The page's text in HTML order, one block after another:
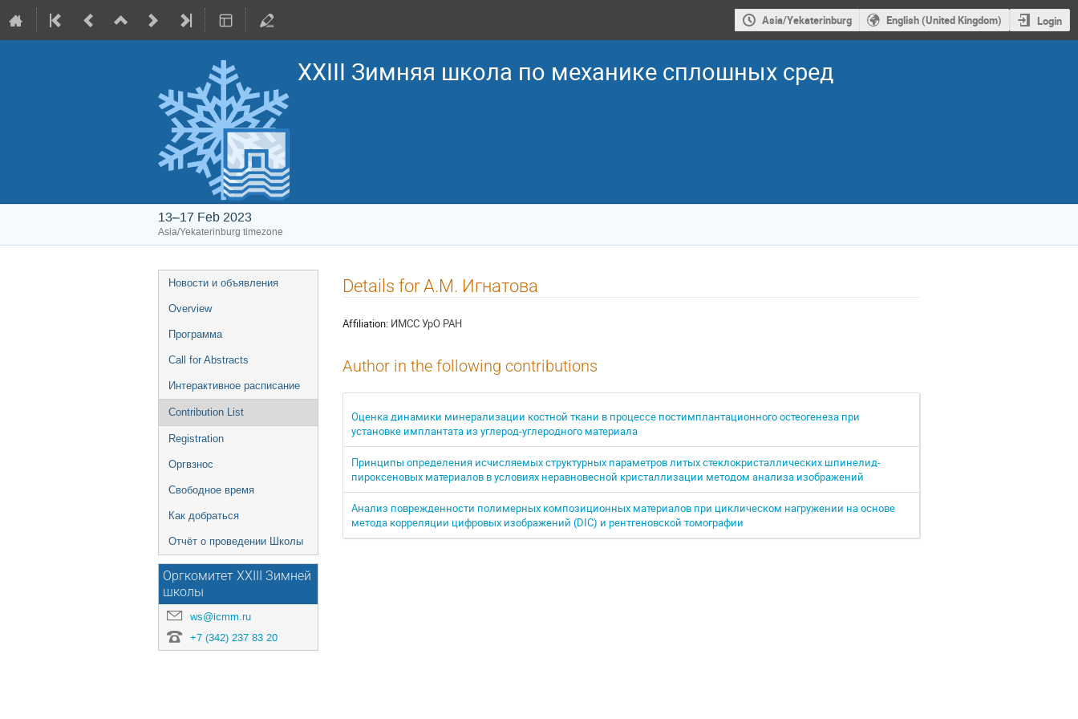
Asia/Yekaterinburg English (United Kingdom) Login
XXIII Зимняя школа по механике сплошных сред
13–17 Feb 2023
Asia/Yekaterinburg timezone
Event
menu
Новости и объявления
Overview
Программа
Call for Abstracts
Интерактивное расписание
Contribution List
Registration
Оргвзнос
Свободное время
Как добраться
Отчёт о проведении Школы
Оргкомитет XXIII Зимней
школы
ws@icmm.ru
+7 (342) 237 83 20
Details for А.М. Игнатова
Affiliation: ИМСС УрО РАН
Author in the following contributions
Оценка динамики минерализации костной ткани в процессе постимплантационного остеогенеза при
установке имплантата из углерод-углеродного материала
Принципы определения исчисляемых структурных параметров литых стеклокристаллических шпинелид-
пироксеновых материалов в условиях неравновесной кристаллизации методом анализа изображений
Анализ поврежденности полимерных композиционных материалов при циклическом нагружении на основе
метода корреляции цифровых изображений (DIC) и рентгеновской томографии